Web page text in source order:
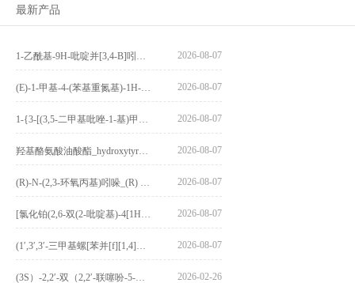
最新产品
2026-08-07
2026-08-07
2026-08-07
2026-08-07
2026-08-07
2026-08-07
2026-08-07
2026-02-26